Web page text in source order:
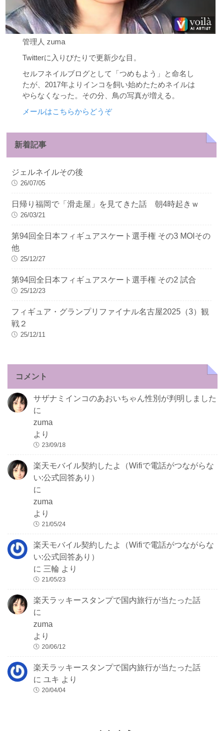
管理人 zuma
Twitterに入りびたりで更新少な目。
セルフネイルブログとして「つめもよう」と命名し
たが、2017年よりインコを飼い始めたためネイルは
やらなくなった。その分、鳥の写真が増える。
メールはこちらからどうぞ
新着記事
ジェルネイルその後
26/07/05
日帰り福岡で「滑走屋」を見てきた話 朝4時起きｗ
26/03/21
第94回全日本フィギュアスケート選手権 その3 MOIその
他
25/12/27
第94回全日本フィギュアスケート選手権 その2 試合
25/12/23
フィギュア・グランプリファイナル名古屋2025（3）観
戦２
25/12/11
コメント
サザナミインコのあおいちゃん性別が判明しました
に
zuma
より
23/09/18
楽天モバイル契約したよ（Wifiで電話がつながらな
い:公式回答あり）
に
zuma
より
21/05/24
楽天モバイル契約したよ（Wifiで電話がつながらな
い:公式回答あり）
に三輪 より
21/05/23
楽天ラッキースタンプで国内旅行が当たった話
に
zuma
より
20/06/12
楽天ラッキースタンプで国内旅行が当たった話
にユキ より
20/04/04